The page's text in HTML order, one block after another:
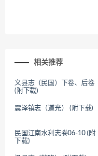
相关推荐
义县志（民国）下卷、后卷
(附下载)
震泽镇志（道光） (附下载)
民国江南水利志卷06-10 (附
下载)